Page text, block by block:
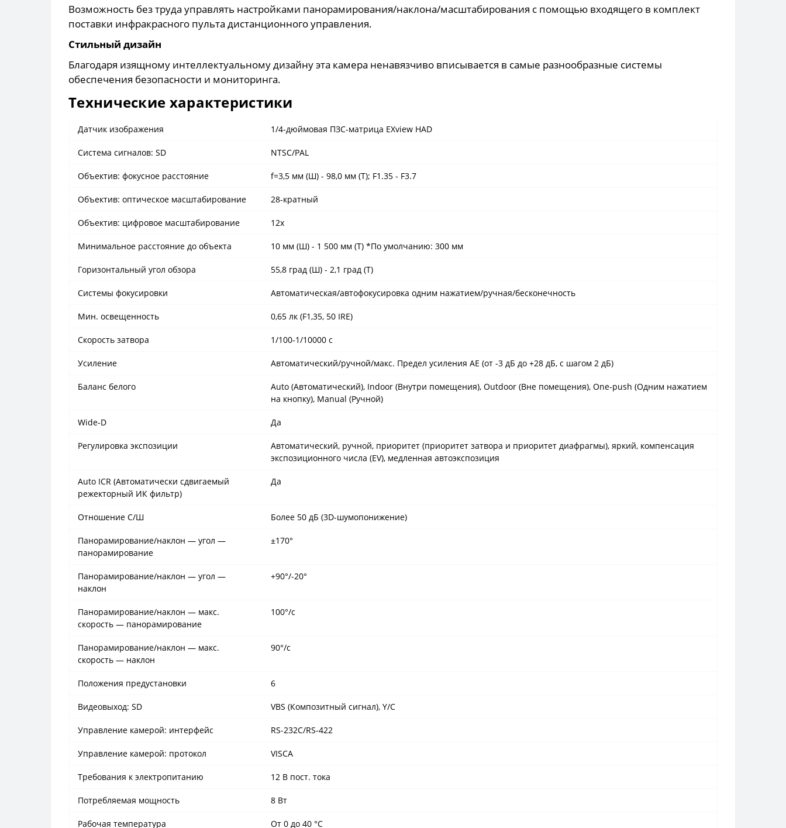
Возможность без труда управлять настройками панорамирования/наклона/масштабирования с помощью входящего в комплект
поставки инфракрасного пульта дистанционного управления.
Стильный дизайн
Благодаря изящному интеллектуальному дизайну эта камера ненавязчиво вписывается в самые разнообразные системы
обеспечения безопасности и мониторинга.
Технические характеристики
Датчик изображения 1/4-дюймовая ПЗС-матрица EXview HAD
Система сигналов: SD NTSC/PAL
Объектив: фокусное расстояние f=3,5 мм (Ш) - 98,0 мм (T); F1.35 - F3.7
Объектив: оптическое масштабирование 28-кратный
Объектив: цифровое масштабирование 12x
Минимальное расстояние до объекта 10 мм (Ш) - 1 500 мм (Т) *По умолчанию: 300 мм
Горизонтальный угол обзора 55,8 град (Ш) - 2,1 град (Т)
Системы фокусировки Автоматическая/автофокусировка одним нажатием/ручная/бесконечность
Мин. освещенность 0,65 лк (F1,35, 50 IRE)
Скорость затвора 1/100-1/10000 с
Усиление Автоматический/ручной/макс. Предел усиления AE (от -3 дБ до +28 дБ, с шагом 2 дБ)
Баланс белого
Auto (Автоматический), Indoor (Внутри помещения), Outdoor (Вне помещения), One-push (Одним нажатием
на кнопку), Manual (Ручной)
Wide-D Да
Регулировка экспозиции
Автоматический, ручной, приоритет (приоритет затвора и приоритет диафрагмы), яркий, компенсация
экспозиционного числа (EV), медленная автоэкспозиция
Auto ICR (Автоматически сдвигаемый
режекторный ИК фильтр)
Да
Отношение С/Ш Более 50 дБ (3D-шумопонижение)
Панорамирование/наклон — угол —
панорамирование
±170°
Панорамирование/наклон — угол —
наклон
+90°/-20°
Панорамирование/наклон — макс.
скорость — панорамирование
100°/с
Панорамирование/наклон — макс.
скорость — наклон
90°/с
Положения предустановки 6
Видеовыход: SD VBS (Композитный сигнал), Y/C
Управление камерой: интерфейс RS-232C/RS-422
Управление камерой: протокол VISCA
Требования к электропитанию 12 В пост. тока
Потребляемая мощность 8 Вт
Рабочая температура От 0 до 40 °C